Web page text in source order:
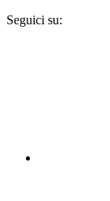
Seguici su: